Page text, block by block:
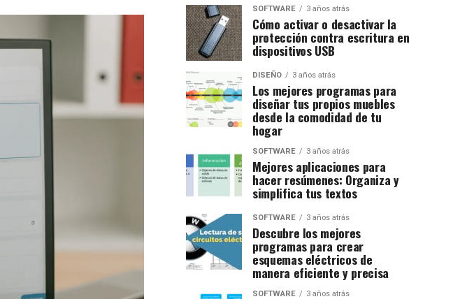
SOFTWARE 3 años atrás
Cómo activar o desactivar la
protección contra escritura en
dispositivos USB
DISEÑO 3 años atrás
Los mejores programas para
diseñar tus propios muebles
desde la comodidad de tu
hogar
SOFTWARE 3 años atrás
Mejores aplicaciones para
hacer resúmenes: Organiza y
simplifica tus textos
SOFTWARE 3 años atrás
Descubre los mejores
programas para crear
esquemas eléctricos de
manera eficiente y precisa
SOFTWARE 3 años atrás